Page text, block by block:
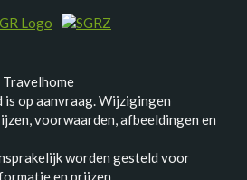
is op aanvraag. Wijzigingen
voorwaarden, afbeeldingen en
worden gesteld voor
en prijzen.